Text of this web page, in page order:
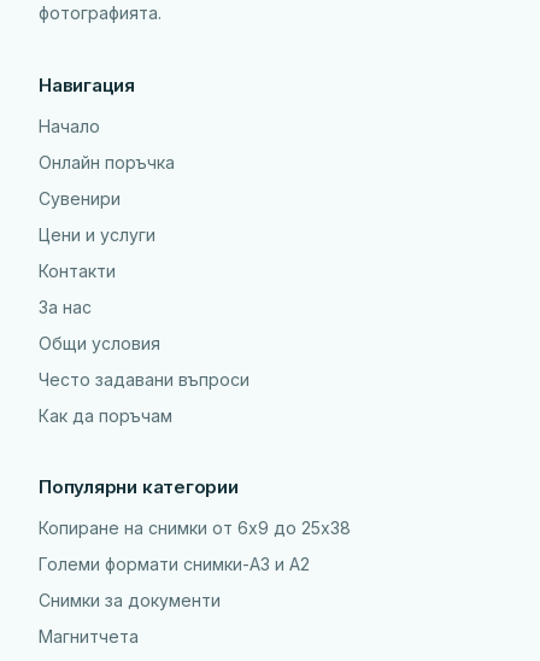
фотографията.
Навигация
Начало
Онлайн поръчка
Сувенири
Цени и услуги
Контакти
За нас
Общи условия
Често задавани въпроси
Как да поръчам
Популярни категории
Копиране на снимки от 6x9 до 25х38
Големи формати снимки-А3 и А2
Снимки за документи
Магнитчета